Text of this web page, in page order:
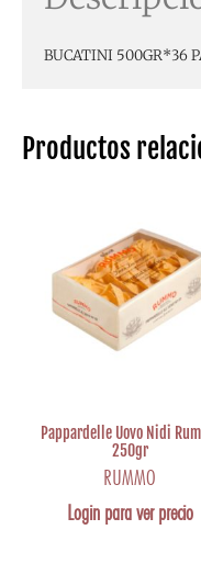
Productos
Pappardelle Uovo Nidi
250gr
RUMMO
Login para ver precio
BUCATINI 500GR*36